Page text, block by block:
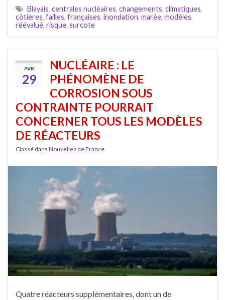
Blayais, centrales nucléaires, changements, climatiques,
côtières, failles, françaises, inondation, marée, modèles,
réévalué, risque, surcote
AVR
29
NUCLÉAIRE : LE
PHÉNOMÈNE DE
CORROSION SOUS
CONTRAINTE POURRAIT
CONCERNER TOUS LES MODÈLES
DE RÉACTEURS
Classé dans Nouvelles de France
Quatre réacteurs supplémentaires, dont un de